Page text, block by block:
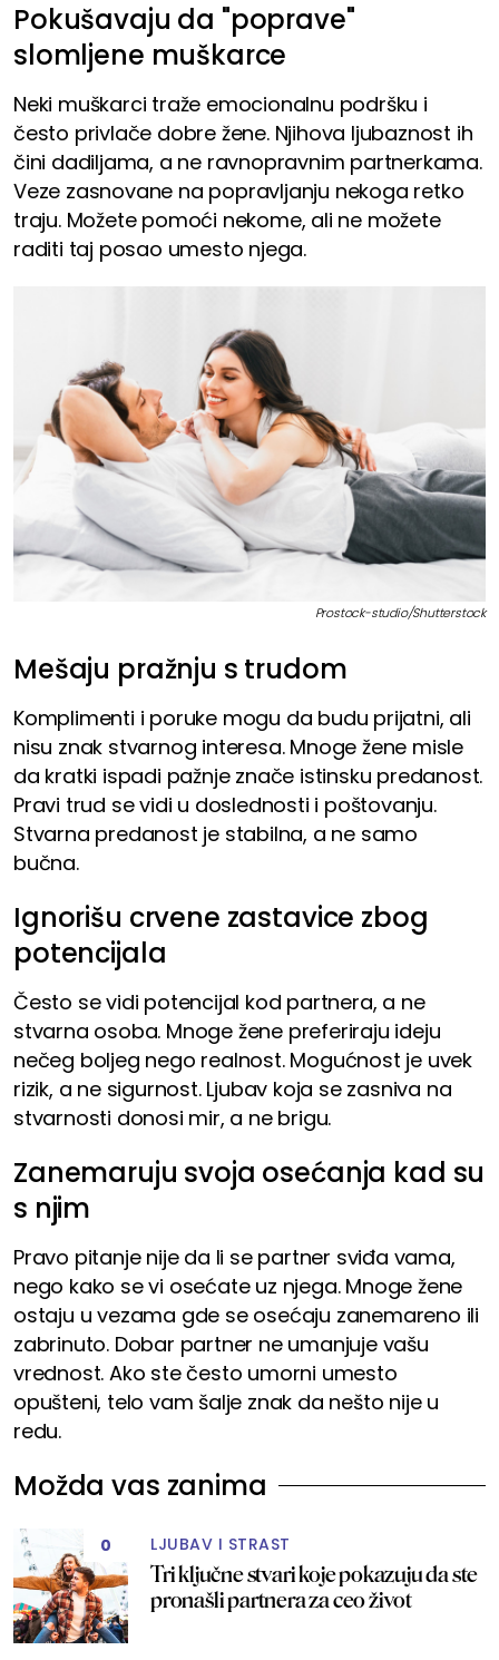
Pokušavaju da "poprave"
slomljene muškarce
Neki muškarci traže emocionalnu podršku i
često privlače dobre žene. Njihova ljubaznost ih
čini dadiljama, a ne ravnopravnim partnerkama.
Veze zasnovane na popravljanju nekoga retko
traju. Možete pomoći nekome, ali ne možete
raditi taj posao umesto njega.
Prostock-studio/Shutterstock
Mešaju pražnju s trudom
Komplimenti i poruke mogu da budu prijatni, ali
nisu znak stvarnog interesa. Mnoge žene misle
da kratki ispadi pažnje znače istinsku predanost.
Pravi trud se vidi u doslednosti i poštovanju.
Stvarna predanost je stabilna, a ne samo
bučna.
Ignorišu crvene zastavice zbog
potencijala
Često se vidi potencijal kod partnera, a ne
stvarna osoba. Mnoge žene preferiraju ideju
nečeg boljeg nego realnost. Mogućnost je uvek
rizik, a ne sigurnost. Ljubav koja se zasniva na
stvarnosti donosi mir, a ne brigu.
Zanemaruju svoja osećanja kad su
s njim
Pravo pitanje nije da li se partner sviđa vama,
nego kako se vi osećate uz njega. Mnoge žene
ostaju u vezama gde se osećaju zanemareno ili
zabrinuto. Dobar partner ne umanjuje vašu
vrednost. Ako ste često umorni umesto
opušteni, telo vam šalje znak da nešto nije u
redu.
Možda vas zanima
0 LJUBAV I STRAST
Tri ključne stvari koje pokazuju da ste
pronašli partnera za ceo život